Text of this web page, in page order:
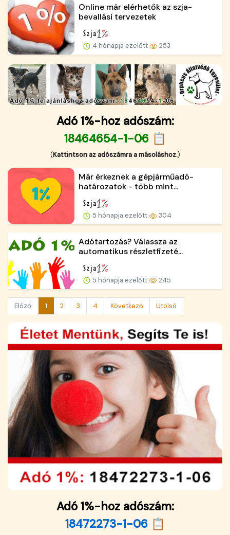
Online már elérhetők az szja-
bevallási tervezetek
4 hónapja ezelőtt 253
Adó 1%-hoz adószám:
18464654-1-06 📋
(Kattintson az adószámra a másoláshoz.)
Már érkeznek a gépjárműadó-
határozatok - több mint...
5 hónapja ezelőtt 304
Adótartozás? Válassza az
automatikus részletfizeté...
5 hónapja ezelőtt 245
Előző. 1 2 3 4 Következő Utolsó
Adó 1%-hoz adószám:
18472273-1-06 📋